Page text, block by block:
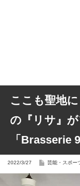
ここも聖地
の『リサ』
「Brasserie
2022/3/27 芸能・スポー